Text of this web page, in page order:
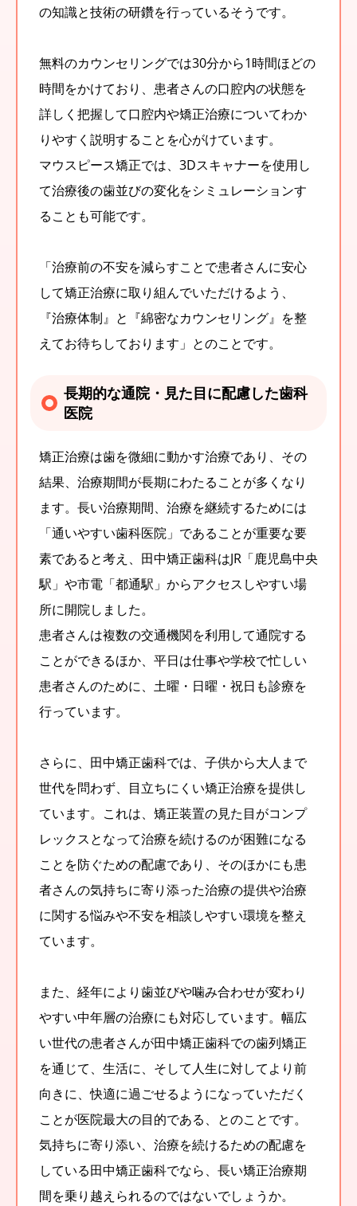
の知識と技術の研鑽を行っているそうです。
無料のカウンセリングでは30分から1時間ほどの
時間をかけており、患者さんの口腔内の状態を
詳しく把握して口腔内や矯正治療についてわか
りやすく説明することを心がけています。
マウスピース矯正では、3Dスキャナーを使用し
て治療後の歯並びの変化をシミュレーションす
ることも可能です。
「治療前の不安を減らすことで患者さんに安心
して矯正治療に取り組んでいただけるよう、
『治療体制』と『綿密なカウンセリング』を整
えてお待ちしております」とのことです。
長期的な通院・見た目に配慮した歯科
医院
矯正治療は歯を微細に動かす治療であり、その
結果、治療期間が長期にわたることが多くなり
ます。長い治療期間、治療を継続するためには
「通いやすい歯科医院」であることが重要な要
素であると考え、田中矯正歯科はJR「鹿児島中央
駅」や市電「都通駅」からアクセスしやすい場
所に開院しました。
患者さんは複数の交通機関を利用して通院する
ことができるほか、平日は仕事や学校で忙しい
患者さんのために、土曜・日曜・祝日も診療を
行っています。
さらに、田中矯正歯科では、子供から大人まで
世代を問わず、目立ちにくい矯正治療を提供し
ています。これは、矯正装置の見た目がコンプ
レックスとなって治療を続けるのが困難になる
ことを防ぐための配慮であり、そのほかにも患
者さんの気持ちに寄り添った治療の提供や治療
に関する悩みや不安を相談しやすい環境を整え
ています。
また、経年により歯並びや噛み合わせが変わり
やすい中年層の治療にも対応しています。幅広
い世代の患者さんが田中矯正歯科での歯列矯正
を通じて、生活に、そして人生に対してより前
向きに、快適に過ごせるようになっていただく
ことが医院最大の目的である、とのことです。
気持ちに寄り添い、治療を続けるための配慮を
している田中矯正歯科でなら、長い矯正治療期
間を乗り越えられるのではないでしょうか。